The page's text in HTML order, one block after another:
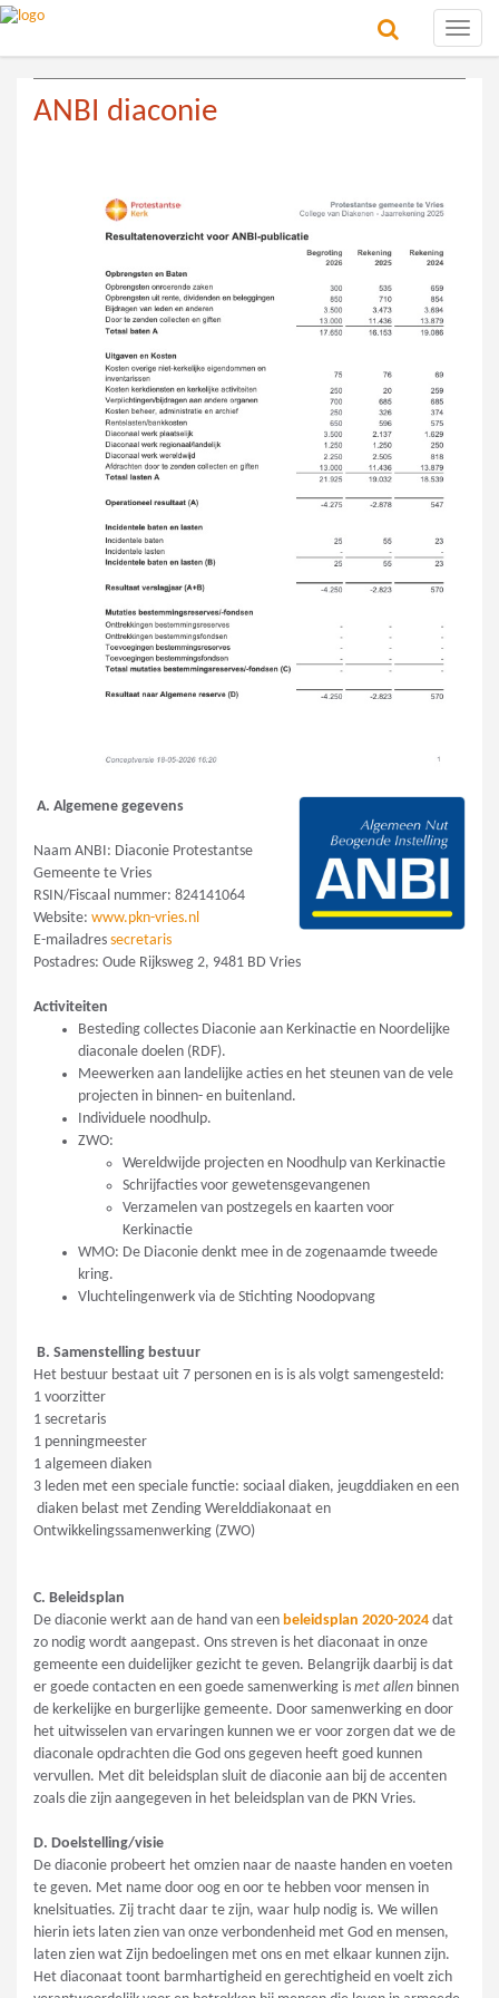
Toggle
ANBI diaconie
A. Algemene gegevens
Naam ANBI: Diaconie Protestantse
Gemeente te Vries
RSIN/Fiscaal nummer: 824141064
Website: www.pkn-vries.nl
E-mailadres secretaris
Postadres: Oude Rijksweg 2, 9481 BD Vries
Activiteiten
Besteding collectes Diaconie aan Kerkinactie en Noordelijke
diaconale doelen (RDF).
Meewerken aan landelijke acties en het steunen van de vele
projecten in binnen- en buitenland.
Individuele noodhulp.
ZWO:
Wereldwijde projecten en Noodhulp van Kerkinactie
Schrijfacties voor gewetensgevangenen
Verzamelen van postzegels en kaarten voor
Kerkinactie
WMO: De Diaconie denkt mee in de zogenaamde tweede
kring.
Vluchtelingenwerk via de Stichting Noodopvang
B. Samenstelling bestuur
Het bestuur bestaat uit 7 personen en is is als volgt samengesteld:
1 voorzitter
1 secretaris
1 penningmeester
1 algemeen diaken
3 leden met een speciale functie: sociaal diaken, jeugddiaken en een
diaken belast met Zending Werelddiakonaat en
Ontwikkelingssamenwerking (ZWO)
C. Beleidsplan
De diaconie werkt aan de hand van een beleidsplan 2020-2024 dat
zo nodig wordt aangepast. Ons streven is het diaconaat in onze
gemeente een duidelijker gezicht te geven. Belangrijk daarbij is dat
er goede contacten en een goede samenwerking is met allen binnen
de kerkelijke en burgerlijke gemeente. Door samenwerking en door
het uitwisselen van ervaringen kunnen we er voor zorgen dat we de
diaconale opdrachten die God ons gegeven heeft goed kunnen
vervullen. Met dit beleidsplan sluit de diaconie aan bij de accenten
zoals die zijn aangegeven in het beleidsplan van de PKN Vries.
D. Doelstelling/visie
De diaconie probeert het omzien naar de naaste handen en voeten
te geven. Met name door oog en oor te hebben voor mensen in
knelsituaties. Zij tracht daar te zijn, waar hulp nodig is. We willen
hierin iets laten zien van onze verbondenheid met God en mensen,
laten zien wat Zijn bedoelingen met ons en met elkaar kunnen zijn.
Het diaconaat toont barmhartigheid en gerechtigheid en voelt zich